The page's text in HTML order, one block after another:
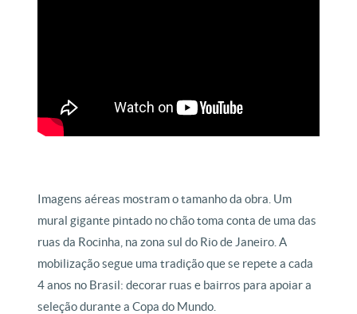
Imagens aéreas mostram o tamanho da obra. Um
mural gigante pintado no chão toma conta de uma das
ruas da Rocinha, na zona sul do Rio de Janeiro. A
mobilização segue uma tradição que se repete a cada
4 anos no Brasil: decorar ruas e bairros para apoiar a
seleção durante a Copa do Mundo.